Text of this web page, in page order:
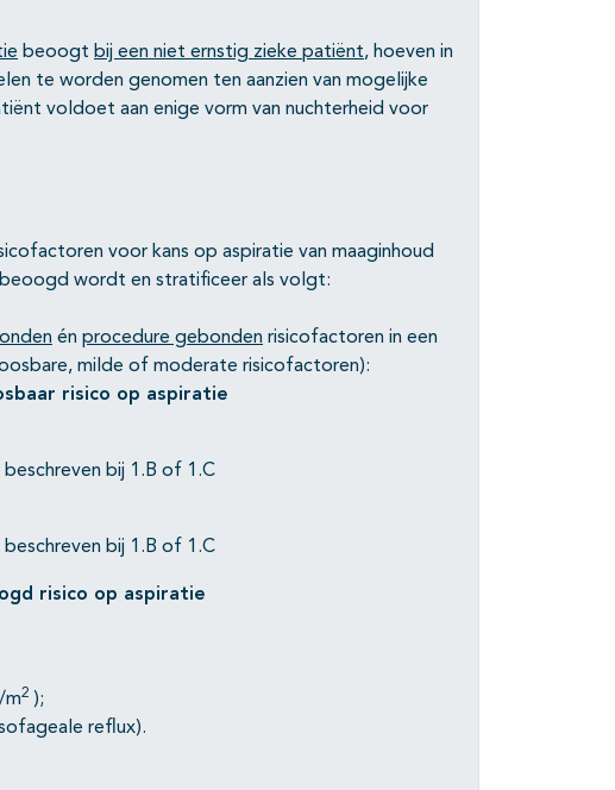
beoogt bij een niet ernstig zieke patiënt, hoeven in
te worden genomen ten aanzien van mogelijke
voldoet aan enige vorm van nuchterheid voor
voor kans op aspiratie van maaginhoud
wordt en stratificeer als volgt:
én procedure gebonden risicofactoren in een
milde of moderate risicofactoren):
risico op aspiratie
bij 1.B of 1.C
bij 1.B of 1.C
risico op aspiratie
m2 );
reflux).